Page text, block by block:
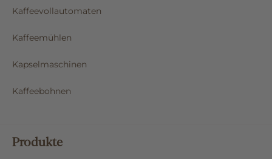
Kaffeevollautomaten
Kaffeemühlen
Kapselmaschinen
Kaffeebohnen
Produkte